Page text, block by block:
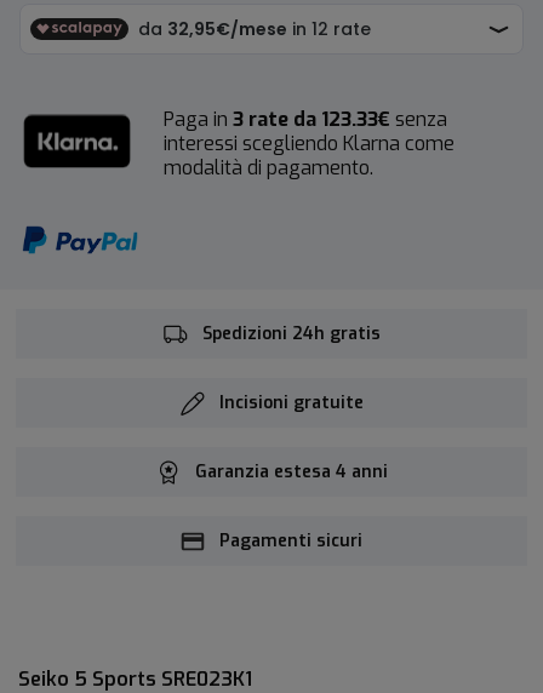
Paga in 3 rate da 123.33€ senza
interessi scegliendo Klarna come
modalità di pagamento.
Spedizioni 24h gratis
Incisioni gratuite
Garanzia estesa 4 anni
Pagamenti sicuri
Seiko 5 Sports SRE023K1